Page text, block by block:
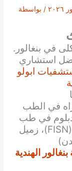
/ بواسطة
في بنغالور.
استشاري
ابولو
في الطب
دبلوم في طب
الكلى، زميل الكلية الملكية للأطباء (FISN)، زميل
الهندية